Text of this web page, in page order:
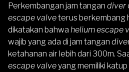
Perkembangan jam tangan diver
escape valveterus berkembang
dikatakan bahwa helium escape
wajib yang ada di jam tangan
ketahanan air lebih dari 300m.
escape valveyang memiliki